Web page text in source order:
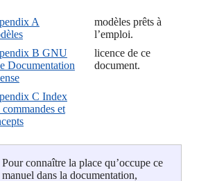
A
modèles prêts à
l’emploi.
B GNU
Documentation
licence de ce
document.
C Index
commandes et
Pour connaître la place qu’occupe ce
manuel dans la documentation,